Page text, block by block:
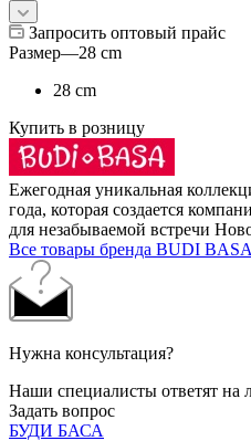
Запросить оптовый прайс
Размер—28 cm
28 cm
Купить в розницу
Ежегодная уникальная
года, которая создается
для незабываемой встречи
Все товары бренда BUDI
Нужна консультация?
Наши специалисты ответят
Задать вопрос
БУДИ БАСА